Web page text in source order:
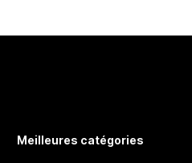
Meilleures catégories